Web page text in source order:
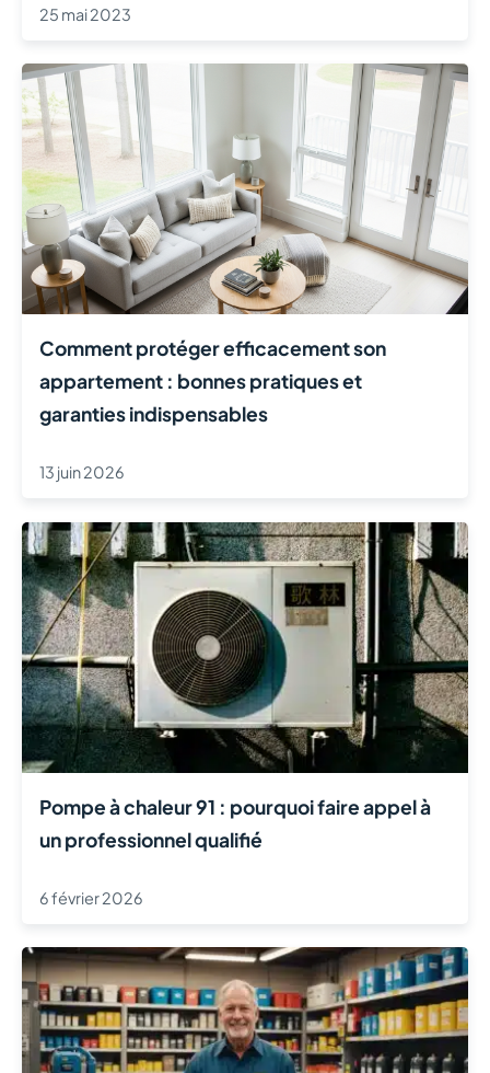
25 mai 2023
Comment protéger efficacement son
appartement : bonnes pratiques et
garanties indispensables
13 juin 2026
Pompe à chaleur 91 : pourquoi faire appel à
un professionnel qualifié
6 février 2026